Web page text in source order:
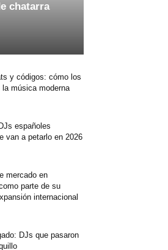
chatarra
y códigos: cómo los
la música moderna
españoles
van a petarlo en 2026
mercado en
parte de su
internacional
DJs que pasaron